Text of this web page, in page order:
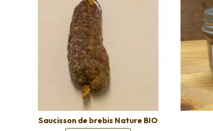
Saucisson de brebis Nature BIO